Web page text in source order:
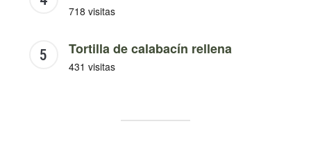
718 visitas
Tortilla de calabacín rellena
431 visitas